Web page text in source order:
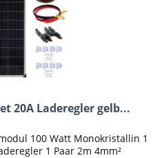
20A Laderegler gelb...
100 Watt Monokristallin 1
1 Paar 2m 4mm²